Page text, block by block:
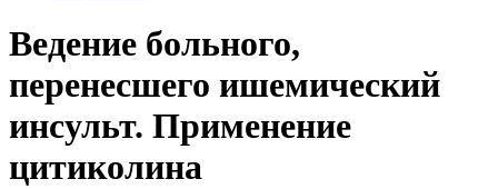
Ведение больного,
перенесшего ишемический
инсульт. Применение
цитиколина